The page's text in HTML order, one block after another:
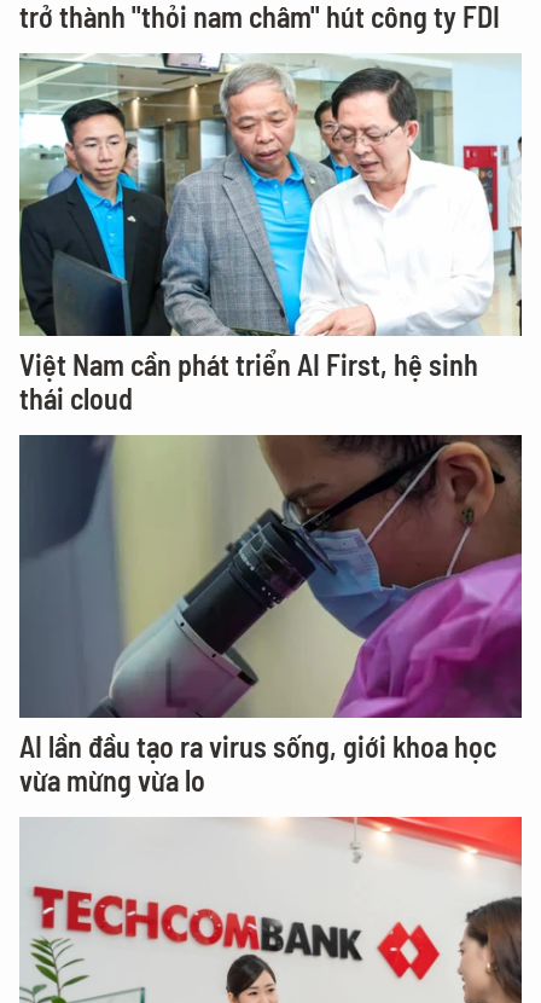
trở thành "thỏi nam châm" hút công ty FDI
Việt Nam cần phát triển AI First, hệ sinh
thái cloud
AI lần đầu tạo ra virus sống, giới khoa học
vừa mừng vừa lo